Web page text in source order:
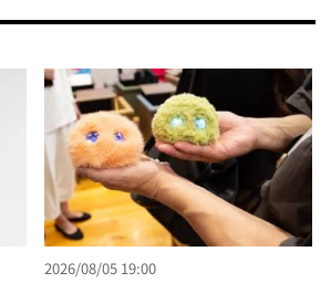
2026/08/05 19:00